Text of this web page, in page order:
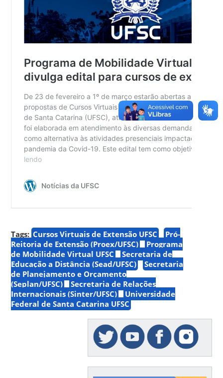
Tags: Cursos Virtuais de Extensão UFSC
Pró-
Reitoria de Extensão (Proex/UFSC)
Programa
de Mobilidade Virtual UFSC
Secretaria de
Educação a Distância (Sead/UFSC)
Secretaria
de Planejamento e Orçamento
(Seplan/UFSC)
Secretaria de Relações
Internacionais (Sinter/UFSC)
Universidade
Federal de Santa Catarina UFSC